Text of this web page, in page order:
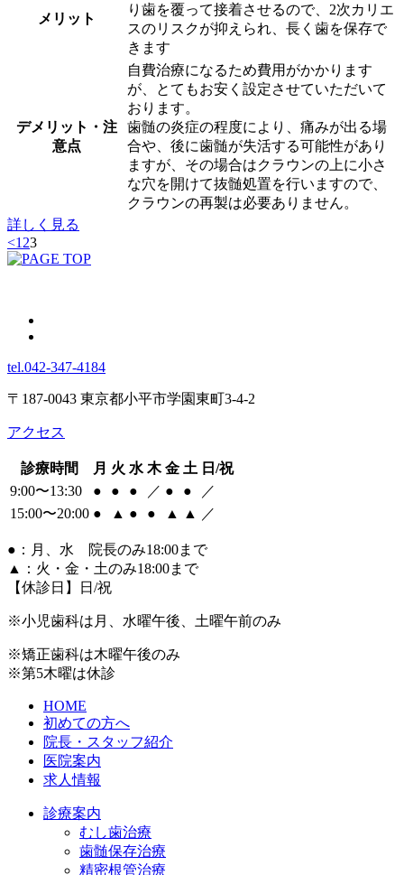
メリット
り歯を覆って接着させるので、2次カリエ
スのリスクが抑えられ、長く歯を保存で
きます
デメリット・注
意点
自費治療になるため費用がかかります
が、とてもお安く設定させていただいて
おります。
歯髄の炎症の程度により、痛みが出る場
合や、後に歯髄が失活する可能性があり
ますが、その場合はクラウンの上に小さ
な穴を開けて抜髄処置を行いますので、
クラウンの再製は必要ありません。
詳しく見る
<1 23
tel.042-347-4184
〒187-0043 東京都小平市学園東町3-4-2
アクセス
診療時間 月 火 水 木 金 土 日/祝
9:00〜13:30
● ● ● ／ ● ●
／
15:00〜20:00 ● ▲ ● ● ▲ ▲ ／
● ：月、水 院長のみ18:00まで
▲
：火・金・土のみ18:00まで
【休診日】日/祝
※小児歯科は月、水曜午後、土曜午前のみ
※矯正歯科は木曜午後のみ
※第5木曜は休診
HOME
初めての方へ
院長・スタッフ紹介
医院案内
求人情報
診療案内
むし歯治療
歯髄保存治療
精密根管治療